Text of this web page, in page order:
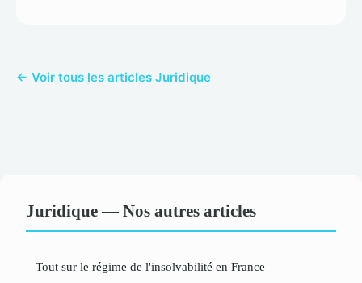
← Voir tous les articles Juridique
Juridique — Nos autres articles
Tout sur le régime de l'insolvabilité en France